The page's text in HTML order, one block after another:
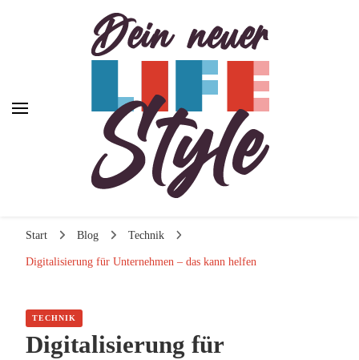
Dein neuer Lifestyle
Start Blog Technik
Digitalisierung für Unternehmen – das kann helfen
TECHNIK
Digitalisierung für